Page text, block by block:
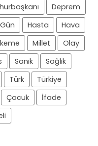
Deprem
Gün Hasta
Hava
Millet
Olay
Sanık
Sağlık
Türk
Türkiye
Çocuk
İfade